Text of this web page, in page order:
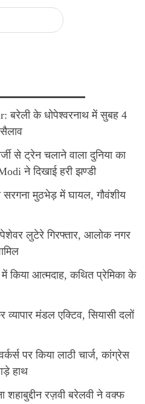
बरेली के धोपेश्वरनाथ में सुबह 4
से ट्रेन चलाने वाला दुनिया का
ने दिखाई हरी झण्डी
मुठभेड़ में घायल, गौवंशीय
लुटेरे गिरफ्तार, आलोक नगर
किया आत्मदाह, कथित प्रेमिका के
मंडल एक्टिव, सियासी दलों
पर किया लाठी चार्ज, कांग्रेस
हाथ
शहाबुद्दीन रज़वी बरेलवी ने वक्फ